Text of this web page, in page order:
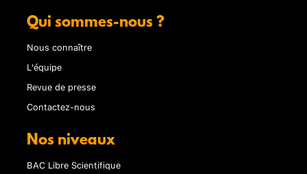
Qui sommes-nous ?
Nous connaître
L'équipe
Revue de presse
Contactez-nous
Nos niveaux
BAC Libre Scientifique